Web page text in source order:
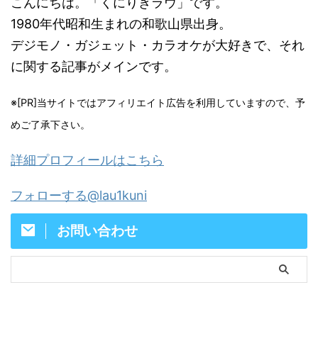
1980年代昭和生まれの和歌山県出身。
デジモノ・ガジェット・カラオケが大好きで、それ
に関する記事がメインです。
※[PR]当サイトではアフィリエイト広告を利用していますので、予
めご了承下さい。
詳細プロフィールはこちら
フォローする@lau1kuni
お問い合わせ